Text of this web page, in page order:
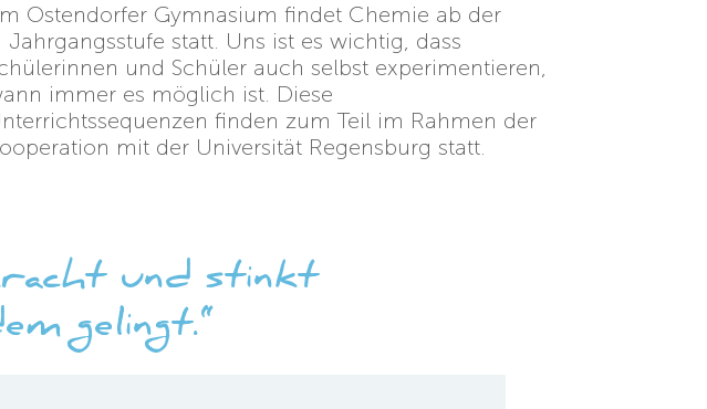
Ostendorfer Gymnasium findet Chemie ab der
Jahrgangsstufe statt. Uns ist es wichtig, dass
und Schüler auch selbst experimentieren,
immer es möglich ist. Diese
finden zum Teil im Rahmen der
mit der Universität Regensburg statt.
und stinkt
gelingt.“